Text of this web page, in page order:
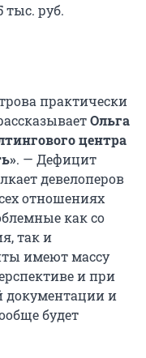
тыс. руб.
практически
Ольга
центра
. — Дефицит
девелоперов
отношениях
как со
так и
имеют массу
и при
документации и
будет